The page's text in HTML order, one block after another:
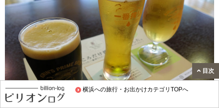
横浜への旅行・お出かけカテゴリTOPへ
目次